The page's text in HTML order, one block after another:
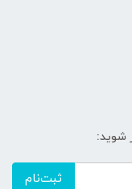
شوید:
ثبت‌نام